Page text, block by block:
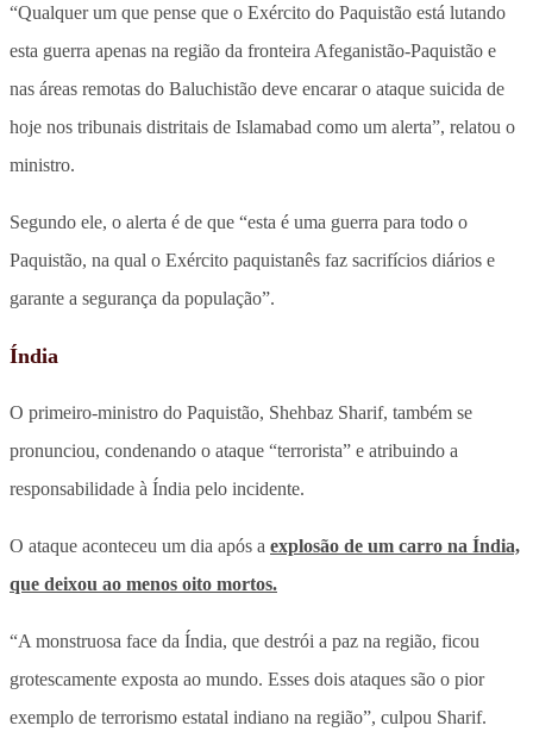
“Qualquer um que pense que o Exército do Paquistão está lutando
esta guerra apenas na região da fronteira Afeganistão-Paquistão e
nas áreas remotas do Baluchistão deve encarar o ataque suicida de
hoje nos tribunais distritais de Islamabad como um alerta”, relatou o
ministro.
Segundo ele, o alerta é de que “esta é uma guerra para todo o
Paquistão, na qual o Exército paquistanês faz sacrifícios diários e
garante a segurança da população”.
Índia
O primeiro-ministro do Paquistão, Shehbaz Sharif, também se
pronunciou, condenando o ataque “terrorista” e atribuindo a
responsabilidade à Índia pelo incidente.
O ataque aconteceu um dia após a explosão de um carro na Índia,
que deixou ao menos oito mortos.
“A monstruosa face da Índia, que destrói a paz na região, ficou
grotescamente exposta ao mundo. Esses dois ataques são o pior
exemplo de terrorismo estatal indiano na região”, culpou Sharif.